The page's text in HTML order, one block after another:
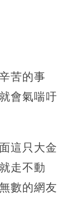
苦的事
會氣喘吁
這只大金
走不動
數的網友